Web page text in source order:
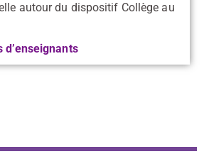
autour du dispositif Collège au